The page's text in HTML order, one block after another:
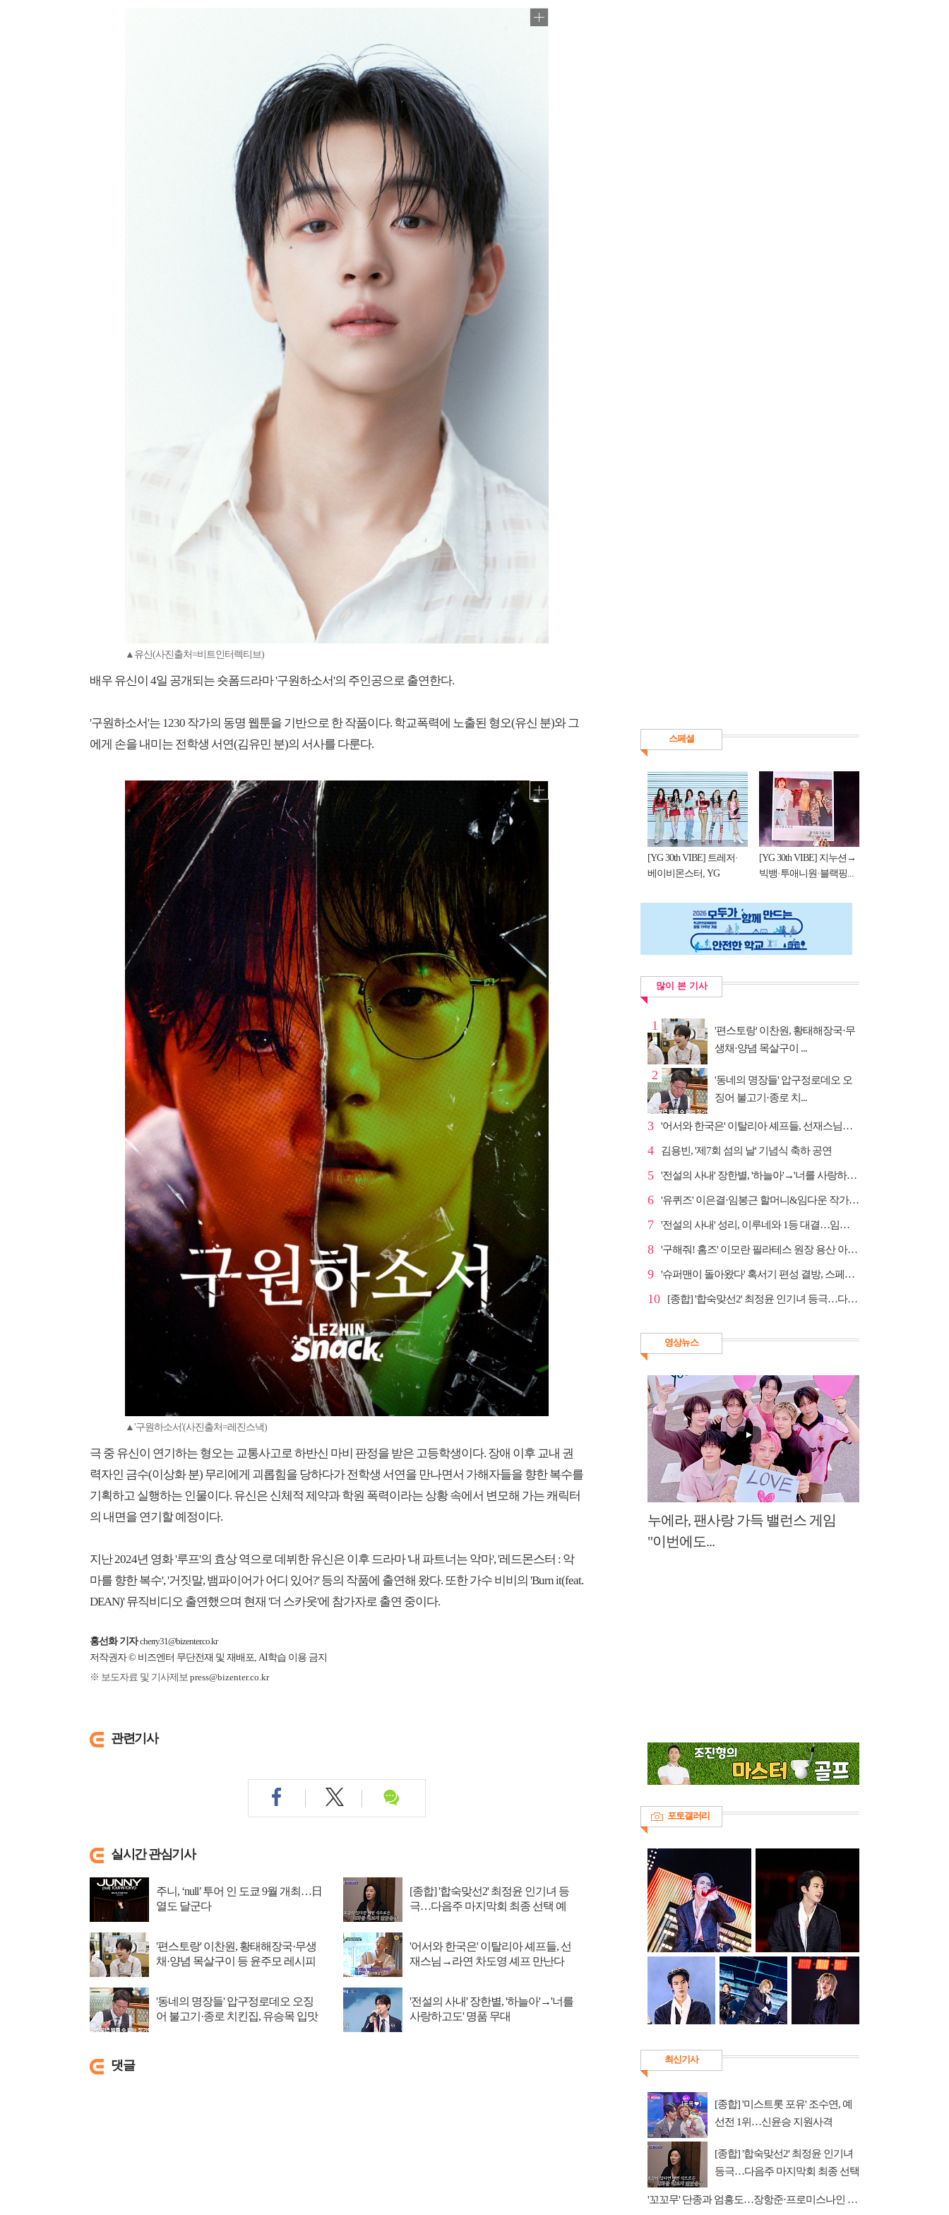
▲유신(사진출처=비트인터렉티브)
배우 유신이 4일 공개되는 숏폼드라마 '구원하소서'의 주인공으로 출연한다.
'구원하소서'는 1230 작가의 동명 웹툰을 기반으로 한 작품이다. 학교폭력에 노출된 형오(유신 분)와 그
에게 손을 내미는 전학생 서연(김유민 분)의 서사를 다룬다.
▲'구원하소서'(사진출처=레진스낵)
극 중 유신이 연기하는 형오는 교통사고로 하반신 마비 판정을 받은 고등학생이다. 장애 이후 교내 권
력자인 금수(이상화 분) 무리에게 괴롭힘을 당하다가 전학생 서연을 만나면서 가해자들을 향한 복수를
기획하고 실행하는 인물이다. 유신은 신체적 제약과 학원 폭력이라는 상황 속에서 변모해 가는 캐릭터
의 내면을 연기할 예정이다.
지난 2024년 영화 '루프'의 효상 역으로 데뷔한 유신은 이후 드라마 '내 파트너는 악마', '레드몬스터 : 악
마를 향한 복수', '거짓말, 뱀파이어가 어디 있어?' 등의 작품에 출연해 왔다. 또한 가수 비비의 'Burn it(feat.
DEAN)' 뮤직비디오 출연했으며 현재 '더 스카웃'에 참가자로 출연 중이다.
홍선화 기자 cherry31@bizenter.co.kr
저작권자 © 비즈엔터 무단전재 및 재배포, AI학습 이용 금지
※ 보도자료 및 기사제보 press@bizenter.co.kr
관련기사
실시간 관심기사
주니, ‘null’ 투어 인 도쿄 9월 개최…日
열도 달군다
[종합] '합숙맞선2' 최정윤 인기녀 등
극…다음주 마지막회 최종 선택 예
'편스토랑' 이찬원, 황태해장국·무생
채·양념 목살구이 등 윤주모 레시피
'어서와 한국은' 이탈리아 셰프들, 선
재스님→라연 차도영 셰프 만난다
'동네의 명장들' 압구정로데오 오징
어 불고기·종로 치킨집, 유승목 입맛
'전설의 사내' 장한별, '하늘아'→'너를
사랑하고도' 명품 무대
댓글
스페셜
[YG 30th VIBE] 트레저·
베이비몬스터, YG
[YG 30th VIBE] 지누션→
빅뱅·투애니원·블랙핑...
많이 본 기사
1
'편스토랑' 이찬원, 황태해장국·무
생채·양념 목살구이 ...
2
'동네의 명장들' 압구정로데오 오
징어 불고기·종로 치...
3 '어서와 한국은' 이탈리아 셰프들, 선재스님→라연 차도...
4 김용빈, '제7회 섬의 날' 기념식 축하 공연
5 '전설의 사내' 장한별, '하늘아'→'너를 사랑하고도' 명...
6 '유퀴즈' 이은결·임봉근 할머니&임다운 작가·이승철, '...
7 '전설의 사내' 성리, 이루네와 1등 대결…임영웅 '보금...
8 '구해줘! 홈즈' 이모란 필라테스 원장 용산 아파트 방...
9 '슈퍼맨이 돌아왔다' 혹서기 편성 결방, 스페셜 방송
10 [종합] '합숙맞선2' 최정윤 인기녀 등극…다음주 마지막...
영상뉴스
누에라, 팬사랑 가득 밸런스 게임
"이번에도...
포토갤러리
최신기사
[종합] '미스트롯 포유' 조수연, 예
선전 1위…신윤승 지원사격
[종합] '합숙맞선2' 최정윤 인기녀
등극…다음주 마지막회 최종 선택
'꼬꼬무' 단종과 엄흥도…장항준·프로미스나인 이채영·적재 게스트 출연